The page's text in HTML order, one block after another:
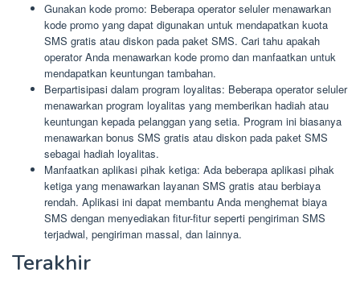
Gunakan kode promo: Beberapa operator seluler menawarkan
kode promo yang dapat digunakan untuk mendapatkan kuota
SMS gratis atau diskon pada paket SMS. Cari tahu apakah
operator Anda menawarkan kode promo dan manfaatkan untuk
mendapatkan keuntungan tambahan.
Berpartisipasi dalam program loyalitas: Beberapa operator seluler
menawarkan program loyalitas yang memberikan hadiah atau
keuntungan kepada pelanggan yang setia. Program ini biasanya
menawarkan bonus SMS gratis atau diskon pada paket SMS
sebagai hadiah loyalitas.
Manfaatkan aplikasi pihak ketiga: Ada beberapa aplikasi pihak
ketiga yang menawarkan layanan SMS gratis atau berbiaya
rendah. Aplikasi ini dapat membantu Anda menghemat biaya
SMS dengan menyediakan fitur-fitur seperti pengiriman SMS
terjadwal, pengiriman massal, dan lainnya.
Terakhir